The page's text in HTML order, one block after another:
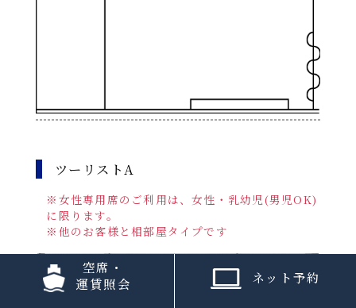
ツーリストA
※女性専用席のご利用は、女性・乳幼児(男児OK)
に限ります。
※他のお客様と相部屋タイプです
空席・
運賃照会
ネット予約